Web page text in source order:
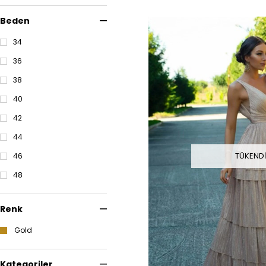
Beden
34
36
38
40
42
44
46
48
Renk
Gold
TÜKENDI